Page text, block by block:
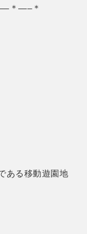
＊—–＊
ある移動遊園地